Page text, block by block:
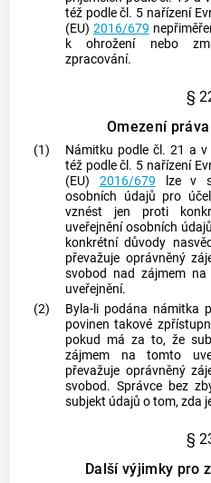
též podle čl. 5 nařízení
(EU) 2016/679
k ohrožení nebo
zpracování.
§
Omezení
(1)
Námitku podle čl. 21 a
též podle čl. 5 nařízení
(EU) 2016/679 lze v
osobních údajů pro
vznést jen proti
uveřejnění osobních
konkrétní důvody
převažuje oprávněný
svobod nad zájmem
uveřejnění.
(2)
Byla-li podána námitka
povinen takové
pokud má za to, že
zájmem na tomto
převažuje oprávněný
svobod. Správce bez
subjekt údajů o tom, zda
§
Další výjimky pro